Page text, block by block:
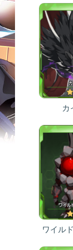
カ
ワイル